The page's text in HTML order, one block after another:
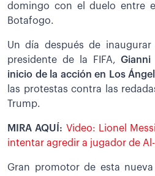
domingo con el duelo entre
Botafogo.
Un día después de
presidente de la FIFA,
inicio de la acción en Los
las protestas contra las
Trump.
MIRA AQUÍ: Video: Lionel
intentar agredir a jugador de
Gran promotor de esta